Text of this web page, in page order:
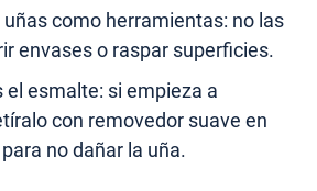
uñas como herramientas: no las
envases o raspar superficies.
el esmalte: si empieza a
con removedor suave en
no dañar la uña.